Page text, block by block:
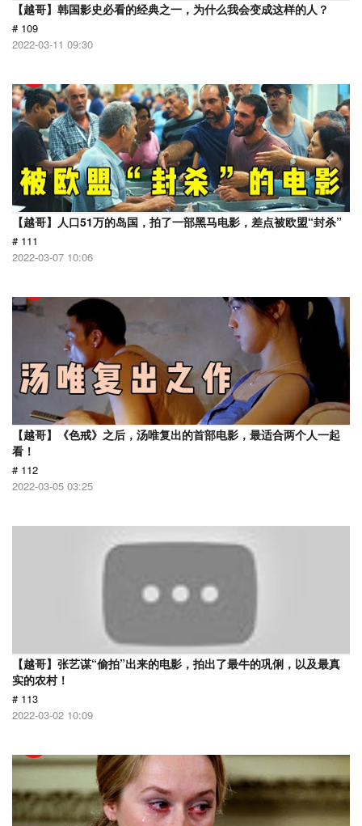
【越哥】韩国影史必看的经典之一，为什么我会变成这样的人？
# 109
2022-03-11 09:30
【越哥】人口51万的岛国，拍了一部黑马电影，差点被欧盟“封杀”
# 111
2022-03-07 10:06
【越哥】《色戒》之后，汤唯复出的首部电影，最适合两个人一起
看！
# 112
2022-03-05 03:25
【越哥】张艺谋“偷拍”出来的电影，拍出了最牛的巩俐，以及最真
实的农村！
# 113
2022-03-02 10:09